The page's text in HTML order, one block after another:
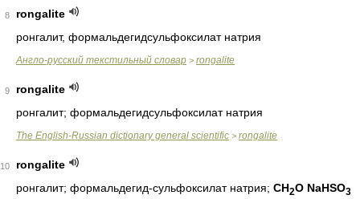
8
rongalite
ронгалит, формальдегидсульфоксилат натрия
Англо-русский текстильный словар > rongalite
9
rongalite
ронгалит; формальдегидсульфоксилат натрия
The English-Russian dictionary general scientific > rongalite
10
rongalite
ронгалит; формальдегид-сульфоксилат натрия; CH2O NaHSO3